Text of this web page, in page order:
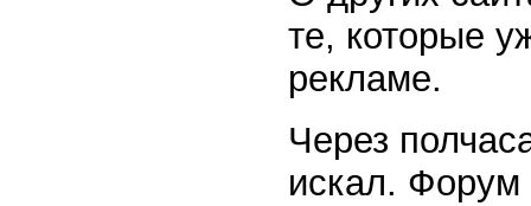
те, которые
рекламе.
Через
искал. Форум